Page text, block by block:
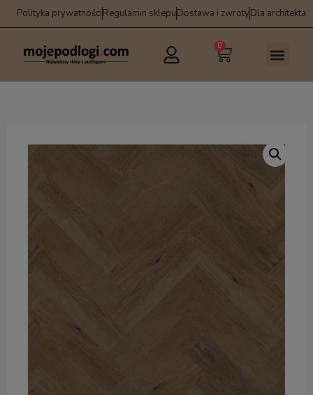
Polityka prywatnościRegulamin sklepuDostawa i zwrotyDla architekta
0